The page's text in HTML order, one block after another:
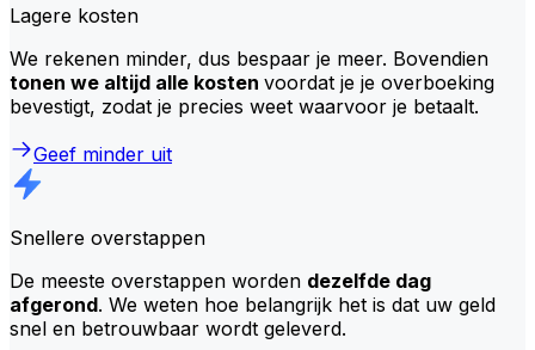
Lagere kosten
We rekenen minder, dus bespaar je meer. Bovendien
tonen we altijd alle kosten voordat je je overboeking
bevestigt, zodat je precies weet waarvoor je betaalt.
Geef minder uit
Snellere overstappen
De meeste overstappen worden dezelfde dag
afgerond. We weten hoe belangrijk het is dat uw geld
snel en betrouwbaar wordt geleverd.